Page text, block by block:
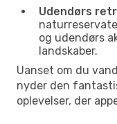
Udendørs
og udendørs
landskaber.
Uanset om du
nyder den
oplevelser, der